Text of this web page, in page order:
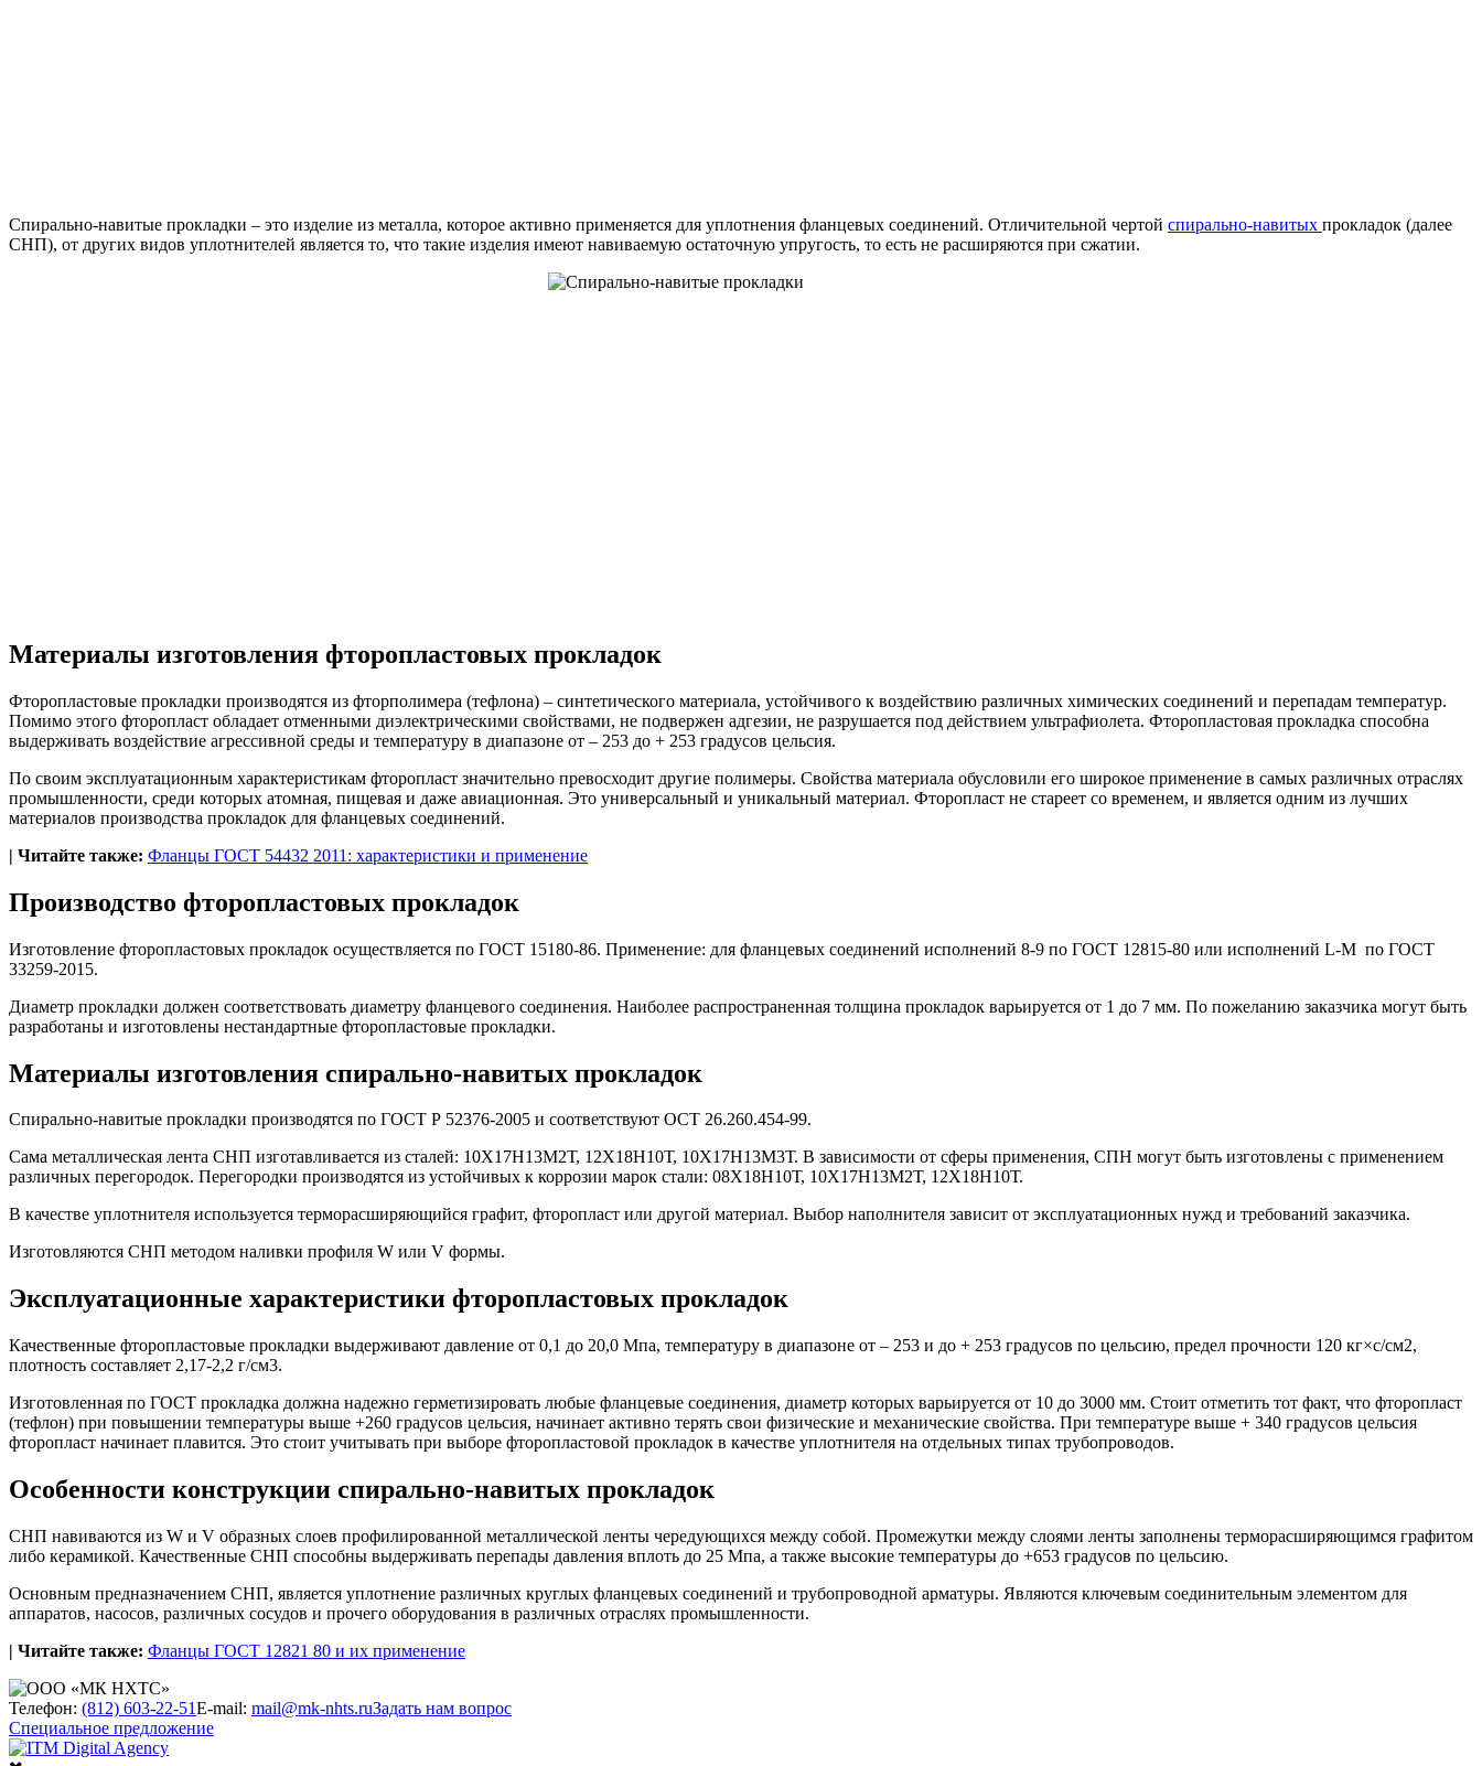
Спирально-навитые прокладки – это изделие из металла, которое активно применяется для уплотнения фланцевых соединений. Отличительной чертой спирально-навитых прокладок (далее
СНП), от других видов уплотнителей является то, что такие изделия имеют навиваемую остаточную упругость, то есть не расширяются при сжатии.
Материалы изготовления фторопластовых прокладок
Фторопластовые прокладки производятся из фторполимера (тефлона) – синтетического материала, устойчивого к воздействию различных химических соединений и перепадам температур.
Помимо этого фторопласт обладает отменными диэлектрическими свойствами, не подвержен адгезии, не разрушается под действием ультрафиолета. Фторопластовая прокладка способна
выдерживать воздействие агрессивной среды и температуру в диапазоне от – 253 до + 253 градусов цельсия.
По своим эксплуатационным характеристикам фторопласт значительно превосходит другие полимеры. Свойства материала обусловили его широкое применение в самых различных отраслях
промышленности, среди которых атомная, пищевая и даже авиационная. Это универсальный и уникальный материал. Фторопласт не стареет со временем, и является одним из лучших
материалов производства прокладок для фланцевых соединений.
| Читайте также: Фланцы ГОСТ 54432 2011: характеристики и применение
Производство фторопластовых прокладок
Изготовление фторопластовых прокладок осуществляется по ГОСТ 15180-86. Применение: для фланцевых соединений исполнений 8-9 по ГОСТ 12815-80 или исполнений L-M по ГОСТ
33259-2015.
Диаметр прокладки должен соответствовать диаметру фланцевого соединения. Наиболее распространенная толщина прокладок варьируется от 1 до 7 мм. По пожеланию заказчика могут быть
разработаны и изготовлены нестандартные фторопластовые прокладки.
Материалы изготовления спирально-навитых прокладок
Спирально-навитые прокладки производятся по ГОСТ Р 52376-2005 и соответствуют ОСТ 26.260.454-99.
Сама металлическая лента СНП изготавливается из сталей: 10Х17Н13М2Т, 12Х18Н10Т, 10Х17Н13М3Т. В зависимости от сферы применения, СПН могут быть изготовлены с применением
различных перегородок. Перегородки производятся из устойчивых к коррозии марок стали: 08Х18Н10Т, 10Х17Н13М2Т, 12Х18Н10Т.
В качестве уплотнителя используется терморасширяющийся графит, фторопласт или другой материал. Выбор наполнителя зависит от эксплуатационных нужд и требований заказчика.
Изготовляются СНП методом наливки профиля W или V формы.
Эксплуатационные характеристики фторопластовых прокладок
Качественные фторопластовые прокладки выдерживают давление от 0,1 до 20,0 Мпа, температуру в диапазоне от – 253 и до + 253 градусов по цельсию, предел прочности 120 кг×с/см2,
плотность составляет 2,17-2,2 г/см3.
Изготовленная по ГОСТ прокладка должна надежно герметизировать любые фланцевые соединения, диаметр которых варьируется от 10 до 3000 мм. Стоит отметить тот факт, что фторопласт
(тефлон) при повышении температуры выше +260 градусов цельсия, начинает активно терять свои физические и механические свойства. При температуре выше + 340 градусов цельсия
фторопласт начинает плавится. Это стоит учитывать при выборе фторопластовой прокладок в качестве уплотнителя на отдельных типах трубопроводов.
Особенности конструкции спирально-навитых прокладок
СНП навиваются из W и V образных слоев профилированной металлической ленты чередующихся между собой. Промежутки между слоями ленты заполнены терморасширяющимся графитом
либо керамикой. Качественные СНП способны выдерживать перепады давления вплоть до 25 Мпа, а также высокие температуры до +653 градусов по цельсию.
Основным предназначением СНП, является уплотнение различных круглых фланцевых соединений и трубопроводной арматуры. Являются ключевым соединительным элементом для
аппаратов, насосов, различных сосудов и прочего оборудования в различных отраслях промышленности.
| Читайте также: Фланцы ГОСТ 12821 80 и их применение
Телефон: (812) 603-22-51E-mail: mail@mk-nhts.ruЗадать нам вопрос
Специальное предложение